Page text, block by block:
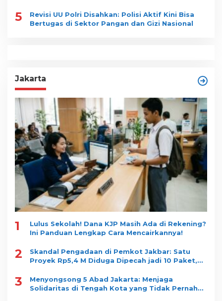
5
Revisi UU Polri Disahkan: Polisi Aktif Kini Bisa
Bertugas di Sektor Pangan dan Gizi Nasional
Jakarta
1
Lulus Sekolah! Dana KJP Masih Ada di Rekening?
Ini Panduan Lengkap Cara Mencairkannya!
2
Skandal Pengadaan di Pemkot Jakbar: Satu
Proyek Rp5,4 M Diduga Dipecah jadi 10 Paket,
3
Menyongsong 5 Abad Jakarta: Menjaga
Solidaritas di Tengah Kota yang Tidak Pernah